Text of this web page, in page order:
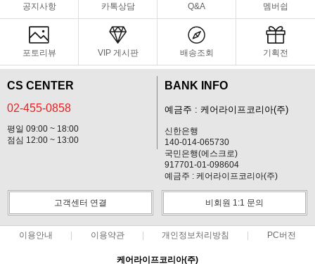
공지사항 카톡상담 Q&A 멤버쉽
포토리뷰 VIP 게시판 배송조회 기획전
CS CENTER
02-455-0858
평일 09:00 ~ 18:00
점심 12:00 ~ 13:00
BANK INFO
예금주 : 케어라이프코리아(주)
신한은행
140-014-065730
국민은행(에스크로)
917701-01-098604
예금주 : 케어라이프코리아(주)
고객센터 연결 비회원 1:1 문의
이용안내 이용약관 개인정보처리방침 PC버전
케어라이프코리아(주)